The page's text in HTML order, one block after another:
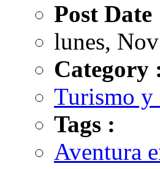
Post Date
lunes,
Category
Turismo y
Tags :
Aventura